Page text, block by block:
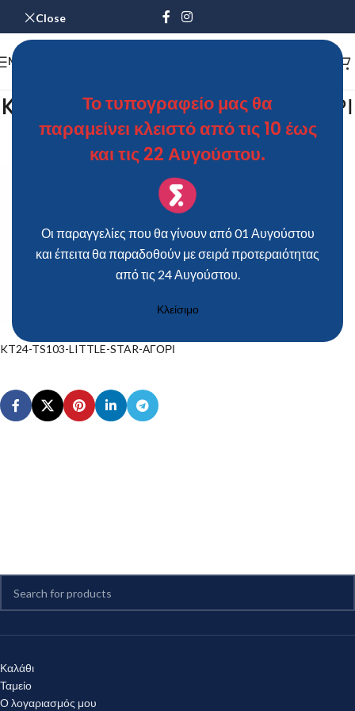
Close
Το τυπογραφείο μας θα
παραμείνει κλειστό από τις 10 έως
και τις 22 Αυγούστου.
Οι παραγγελίες που θα γίνουν από 01 Αυγούστου
και έπειτα θα παραδοθούν με σειρά προτεραιότητας
από τις 24 Αυγούστου.
Κλείσιμο
MENU
KT24-TS103-LITTLE-STAR-ΑΓΟΡΙ
ΘΩΜΑΣOn 8 Ιουνίου 2019
KT24-TS103-LITTLE-STAR-ΑΓΟΡΙ
Καλάθι
Ταμείο
Ο λογαριασμός μου